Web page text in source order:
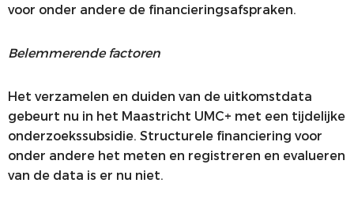
voor onder andere de financieringsafspraken.
Belemmerende factoren
Het verzamelen en duiden van de uitkomstdata
gebeurt nu in het Maastricht UMC+ met een tijdelijke
onderzoekssubsidie. Structurele financiering voor
onder andere het meten en registreren en evalueren
van de data is er nu niet.